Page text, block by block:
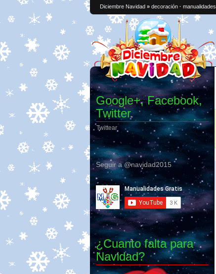
Diciembre Navidad » decoración · manualidades
Google+, Facebook,
Twitter
Twittear
Seguir a @navidad2015
¿Cuanto falta para
Navidad?